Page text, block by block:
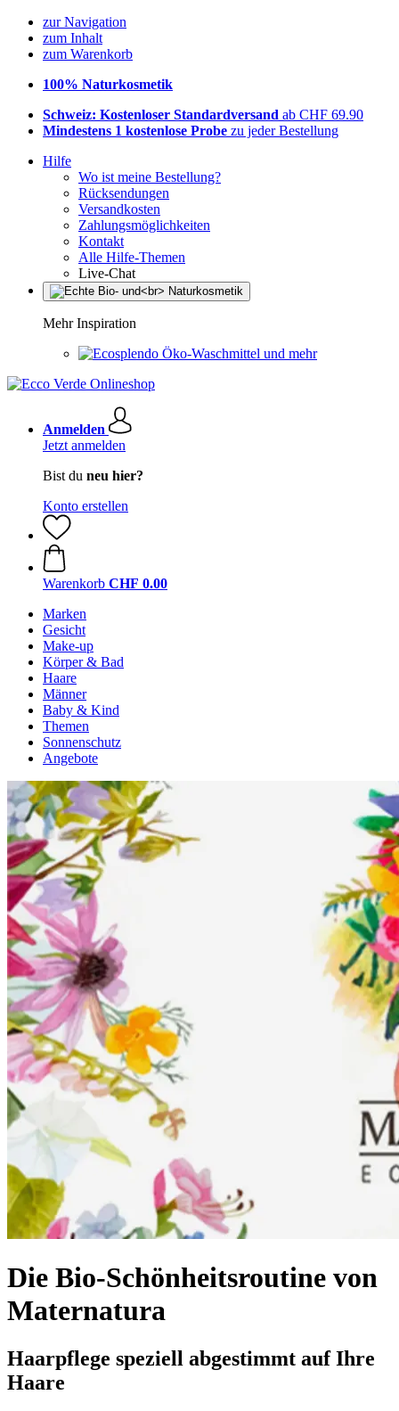
zur Navigation
zum Inhalt
zum Warenkorb
100% Naturkosmetik
Schweiz: Kostenloser Standardversand ab CHF 69.90
Mindestens 1 kostenlose Probe zu jeder Bestellung
Hilfe
Wo ist meine Bestellung?
Rücksendungen
Versandkosten
Zahlungsmöglichkeiten
Kontakt
Alle Hilfe-Themen
Live-Chat
Mehr Inspiration
Öko-Waschmittel und mehr
Anmelden
Jetzt anmelden
Bist du neu hier?
Konto erstellen
Warenkorb CHF 0.00
Marken
Gesicht
Make-up
Körper & Bad
Haare
Männer
Baby & Kind
Themen
Sonnenschutz
Angebote
Die Bio-Schönheitsroutine von
Maternatura
Haarpflege speziell abgestimmt auf Ihre
Haare